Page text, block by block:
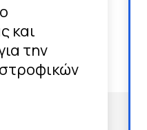
και
την